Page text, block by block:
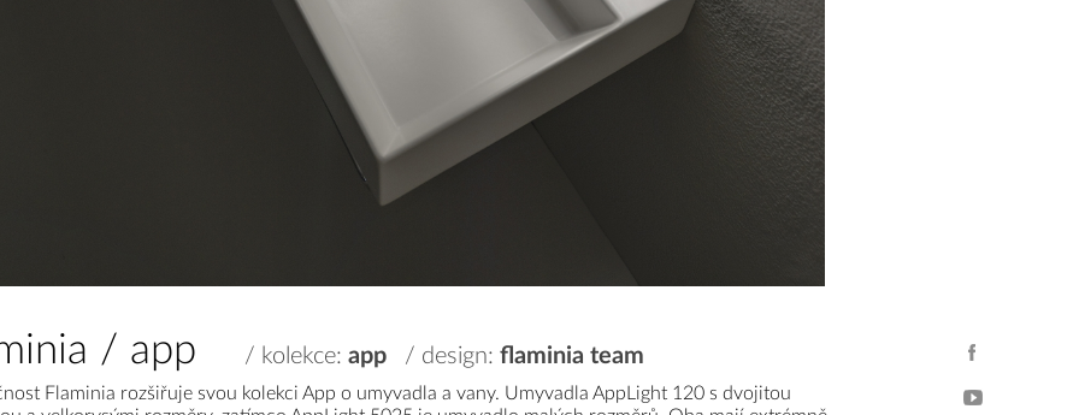
/ app / kolekce: app / design: flaminia team
Flaminia rozšiřuje svou kolekci App o umyvadla a vany. Umyvadla AppLight 120 s dvojitou